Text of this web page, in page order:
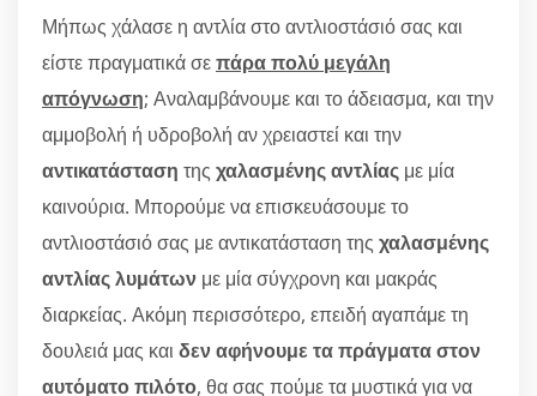
Μήπως χάλασε η αντλία στο αντλιοστάσιό σας και
είστε πραγματικά σεπάρα πολύ μεγάλη
απόγνωση; Αναλαμβάνουμε και το άδειασμα, και την
αμμοβολή ή υδροβολή αν χρειαστεί και την
αντικατάσταση της χαλασμένης αντλίας με μία
καινούρια. Μπορούμε να επισκευάσουμε το
αντλιοστάσιό σας με αντικατάσταση της χαλασμένης
αντλίας λυμάτων με μία σύγχρονη και μακράς
διαρκείας. Ακόμη περισσότερο, επειδή αγαπάμε τη
δουλειά μας και δεν αφήνουμε τα πράγματα στον
αυτόματο πιλότο, θα σας πούμε τα μυστικά για να